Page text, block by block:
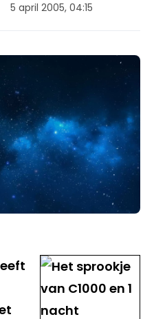
5 april 2005, 04:15